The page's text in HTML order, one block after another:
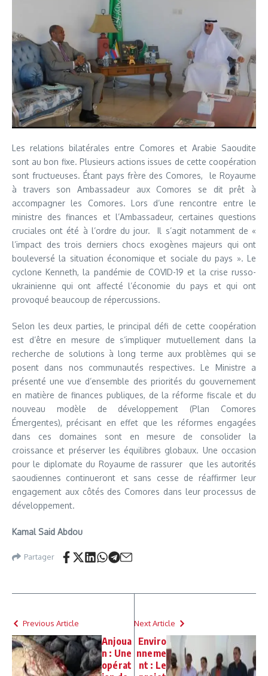
Les relations bilatérales entre Comores et Arabie Saoudite
sont au bon fixe. Plusieurs actions issues de cette coopération
sont fructueuses. Étant pays frère des Comores, le Royaume
à travers son Ambassadeur aux Comores se dit prêt à
accompagner les Comores. Lors d’une rencontre entre le
ministre des finances et l’Ambassadeur, certaines questions
cruciales ont été à l’ordre du jour. Il s’agit notamment de «
l’impact des trois derniers chocs exogènes majeurs qui ont
bouleversé la situation économique et sociale du pays ». Le
cyclone Kenneth, la pandémie de COVID-19 et la crise russo-
ukrainienne qui ont affecté l’économie du pays et qui ont
provoqué beaucoup de répercussions.
Selon les deux parties, le principal défi de cette coopération
est d’être en mesure de s’impliquer mutuellement dans la
recherche de solutions à long terme aux problèmes qui se
posent dans nos communautés respectives. Le Ministre a
présenté une vue d’ensemble des priorités du gouvernement
en matière de finances publiques, de la réforme fiscale et du
nouveau modèle de développement (Plan Comores
Émergentes), précisant en effet que les réformes engagées
dans ces domaines sont en mesure de consolider la
croissance et préserver les équilibres globaux. Une occasion
pour le diplomate du Royaume de rassurer que les autorités
saoudiennes continueront et sans cesse de réaffirmer leur
engagement aux côtés des Comores dans leur processus de
développement.
Kamal Said Abdou
Partager
Previous Article
Anjoua
n : Une
opérat
Next Article
Enviro
nneme
nt : Le